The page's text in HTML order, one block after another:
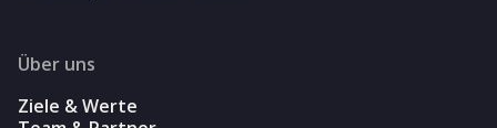
Über uns
Ziele & Werte